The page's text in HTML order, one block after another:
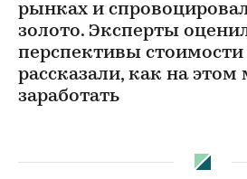
рынках и
золото. Эксперты
перспективы стоимости
рассказали, как на
заработать